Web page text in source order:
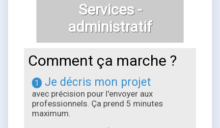
Services -
administratif
Comment ça marche ?
1 Je décris mon projet
avec précision pour l'envoyer aux
professionnels. Ça prend 5 minutes
maximum.